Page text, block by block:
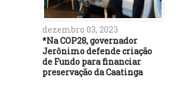
dezembro 03, 2023
*Na COP28, governador
Jerônimo defende criação
de Fundo para financiar
preservação da Caatinga